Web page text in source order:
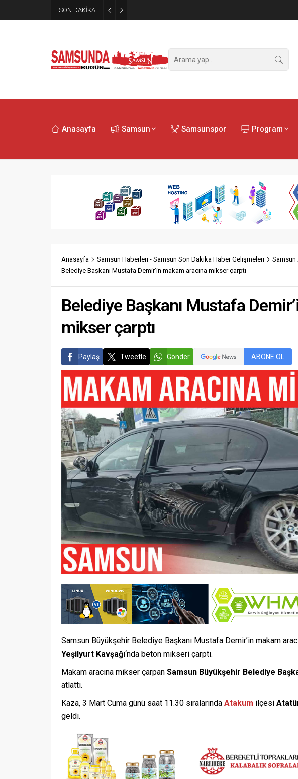
SON DAKİKA
Anasayfa Samsun Samsunspor Program
Anasayfa Samsun Haberleri - Samsun Son Dakika Haber Gelişmeleri
Samsun
Belediye Başkanı Mustafa Demir’in makam aracına mikser çarptı
Belediye Başkanı Mustafa
mikser çarptı
Paylaş Tweetle Gönder ABONE OL
Samsun Büyükşehir Belediye Başkanı Mustafa Demir’in makam
Yeşilyurt Kavşağı‘nda beton mikseri çarptı.
Makam aracına mikser çarpan Samsun Büyükşehir Belediye
atlattı.
Kaza, 3 Mart Cuma günü saat 11.30 sıralarında Atakum ilçesi
geldi.